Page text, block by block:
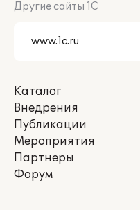
Другие сайты 1С
Каталог
Внедрения
Публикации
Мероприятия
Партнеры
Форум